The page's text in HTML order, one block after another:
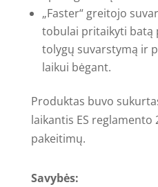
„Faster“ greitojo
tobulai pritaikyti batą
tolygų suvarstymą ir
laikui bėgant.
Produktas buvo
laikantis ES reglamento
pakeitimų.
Savybės: